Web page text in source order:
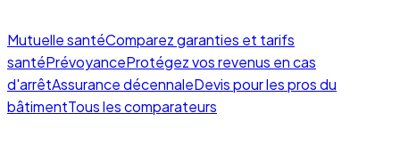
Mutuelle santéComparez garanties et tarifs
santéPrévoyanceProtégez vos revenus en cas
d'arrêtAssurance décennaleDevis pour les pros du
bâtimentTous les comparateurs